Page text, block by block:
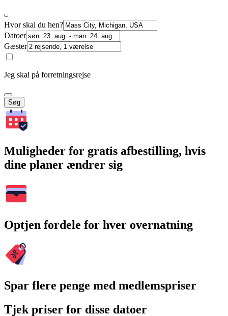
Hvor skal du hen?
Datoer
Gæster
Jeg skal på forretningsrejse
Søg
Muligheder for gratis afbestilling, hvis
dine planer ændrer sig
Optjen fordele for hver overnatning
Spar flere penge med medlemspriser
Tjek priser for disse datoer